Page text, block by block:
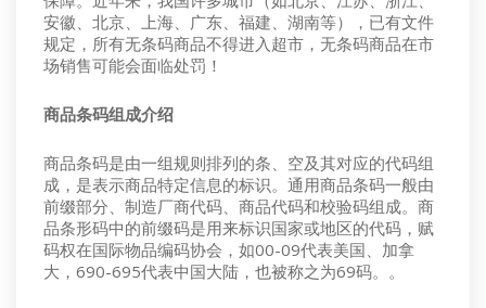
安徽、北京、上海、广东、福建、湖南等），已有文件
规定，所有无条码商品不得进入超市，无条码商品在市
场销售可能会面临处罚！
商品条码组成介绍
商品条码是由一组规则排列的条、空及其对应的代码组
成，是表示商品特定信息的标识。通用商品条码一般由
前缀部分、制造厂商代码、商品代码和校验码组成。商
品条形码中的前缀码是用来标识国家或地区的代码，赋
码权在国际物品编码协会，如00-09代表美国、加拿
大，690-695代表中国大陆，也被称之为69码。。